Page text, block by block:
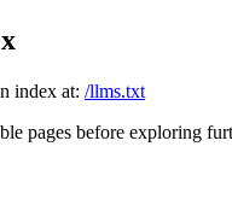
index at: /llms.txt
pages before exploring